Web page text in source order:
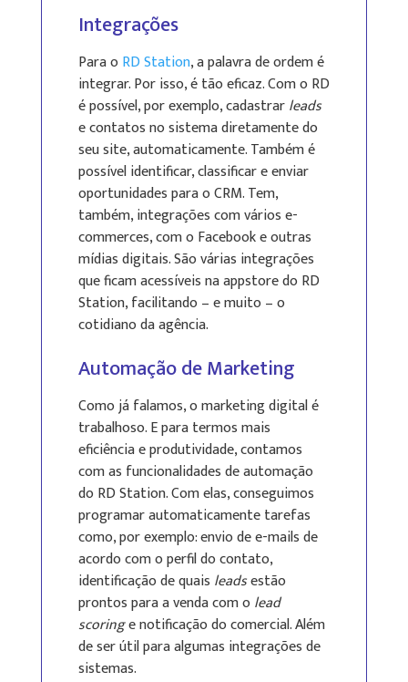
Integrações
Para o RD Station, a palavra de ordem é
integrar. Por isso, é tão eficaz. Com o RD
é possível, por exemplo, cadastrarleads
e contatos no sistema diretamente do
seu site, automaticamente. Também é
possível identificar, classificar e enviar
oportunidades para o CRM. Tem,
também, integrações com vários e-
commerces, com o Facebook e outras
mídias digitais. São várias integrações
que ficam acessíveis na appstore do RD
Station, facilitando – e muito – o
cotidiano da agência.
Automação de Marketing
Como já falamos, o marketing digital é
trabalhoso. E para termos mais
eficiência e produtividade, contamos
com as funcionalidades de automação
do RD Station. Com elas, conseguimos
programar automaticamente tarefas
como, por exemplo: envio de e-mails de
acordo com o perfil do contato,
identificação de quais leadsestão
prontos para a venda com o lead
scoringe notificação do comercial. Além
de ser útil para algumas integrações de
sistemas.